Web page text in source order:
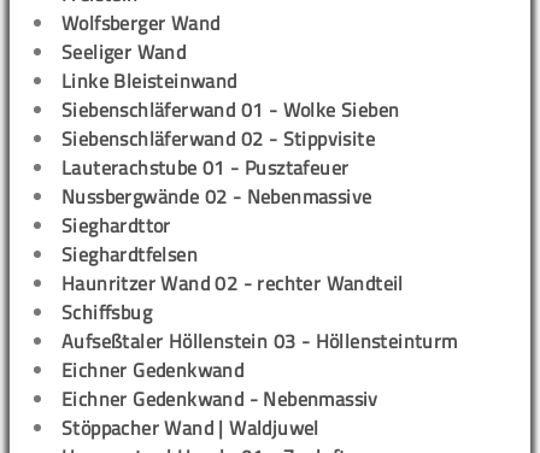
Wolfsberger Wand
Seeliger Wand
Linke Bleisteinwand
Siebenschläferwand 01 - Wolke Sieben
Siebenschläferwand 02 - Stippvisite
Lauterachstube 01 - Pusztafeuer
Nussbergwände 02 - Nebenmassive
Sieghardttor
Sieghardtfelsen
Haunritzer Wand 02 - rechter Wandteil
Schiffsbug
Aufseßtaler Höllenstein 03 - Höllensteinturm
Eichner Gedenkwand
Eichner Gedenkwand - Nebenmassiv
Stöppacher Wand | Waldjuwel